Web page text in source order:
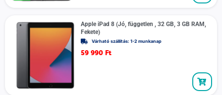
Apple iPad 8 (Jó, független , 32 GB, 3 GB RAM,
Fekete)
Várható szállítás: 1-2 munkanap
59 990 Ft